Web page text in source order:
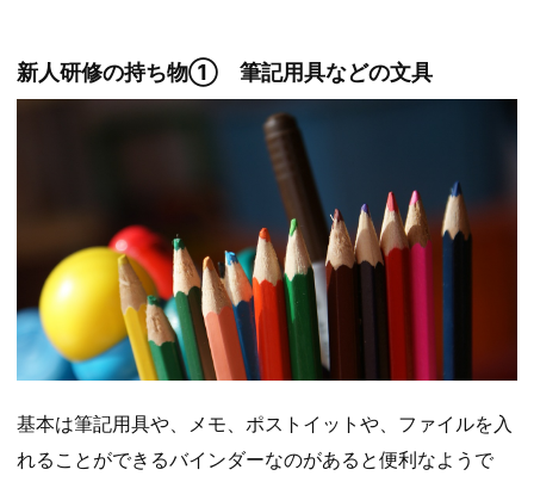
新人研修の持ち物① 筆記用具などの文具
基本は筆記用具や、メモ、ポストイットや、ファイルを入
れることができるバインダーなのがあると便利なようで